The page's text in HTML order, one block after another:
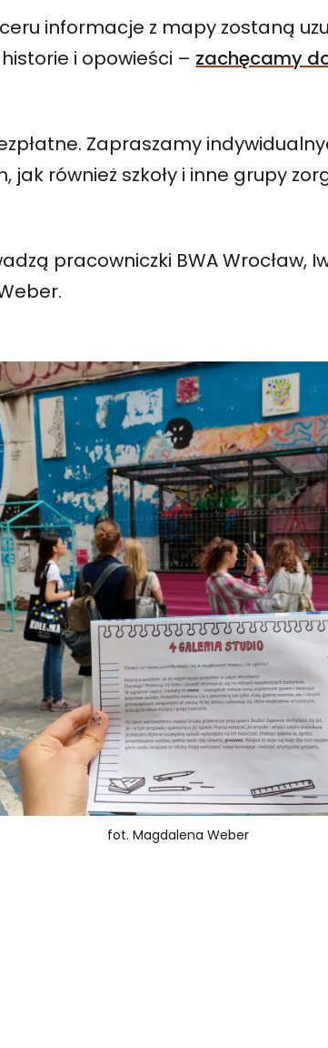
informacje z mapy zostaną
i opowieści – zachęcamy
Zapraszamy
jak również szkoły i inne grupy
pracowniczki BWA Wrocław,
fot. Magdalena Weber